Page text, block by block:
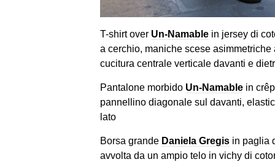
T-shirt over Un-Namablein jersey di
a cerchio, maniche scese
cucitura centrale verticale davanti e
Pantalone morbido Un-Namablein
pannellino diagonale sul davanti,
lato
Borsa grande Daniela Gregisin paglia
avvolta da un ampio telo in vichy di